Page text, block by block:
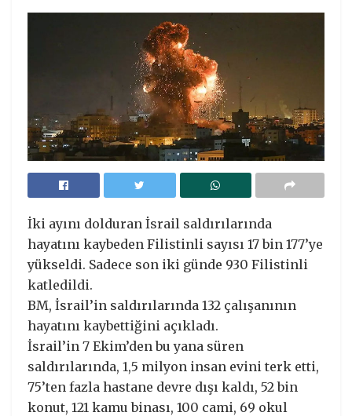
İki ayını dolduran İsrail saldırılarında
hayatını kaybeden Filistinli sayısı 17 bin 177’ye
yükseldi. Sadece son iki günde 930 Filistinli
katledildi.
BM, İsrail’in saldırılarında 132 çalışanının
hayatını kaybettiğini açıkladı.
İsrail’in 7 Ekim’den bu yana süren
saldırılarında, 1,5 milyon insan evini terk etti,
75’ten fazla hastane devre dışı kaldı, 52 bin
konut, 121 kamu binası, 100 cami, 69 okul